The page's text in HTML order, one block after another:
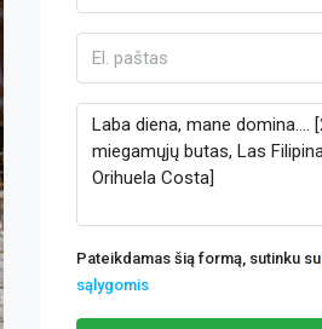
Pateikdamas šią formą, sutinku su
sąlygomis